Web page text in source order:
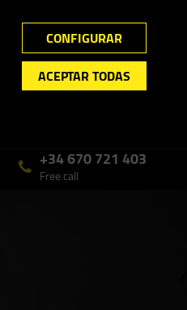
CONFIGURAR
ACEPTAR TODAS
My Account 0
English
+34 670 721 403
Free call